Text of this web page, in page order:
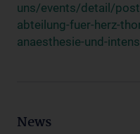
uns/events/detail/
abteilung-fuer-herz-
anaesthesie-und-
News